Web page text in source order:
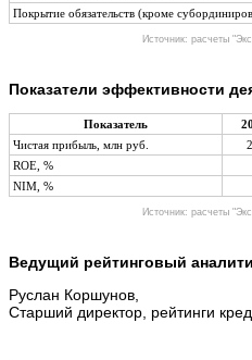
Покрытие обязательств (кроме
Источник: расчеты
Показатели эффективности
Показатель
Чистая прибыль, млн руб.
ROE, %
NIM, %
Источник: расчеты
Ведущий рейтинговый
Руслан Коршунов,
Старший директор, рейтинги